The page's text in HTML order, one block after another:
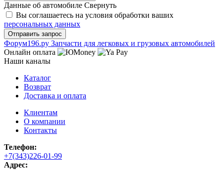
Данные об автомобиле Свернуть
Вы соглашаетесь на условия обработки ваших
персональных данных
Фoрум196.ру Запчасти для легковых и грузовых автомобилей
Онлайн оплата
Наши каналы
Каталог
Возврат
Доставка и оплата
Клиентам
О компании
Контакты
Телефон:
+7(343)226-01-99
Адрес: